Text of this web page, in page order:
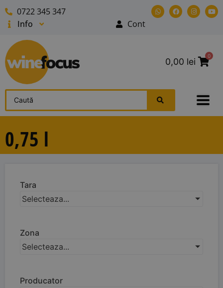
0722 345 347
Info
Cont
0,00 lei
0
0,75 l
Tara
Selecteaza...
Zona
Selecteaza...
Producator